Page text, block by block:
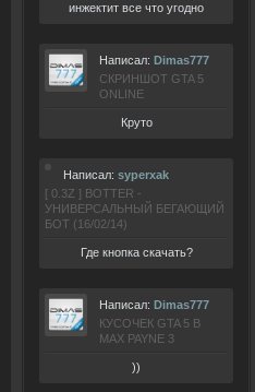
инжектит все что угодно
Написал: Dimas777
СКРИНШОТ GTA 5
ONLINE
Круто
Написал: syperxak
[ 0.3Z ] BOTTER -
УНИВЕРСАЛЬНЫЙ БЕГАЮЩИЙ
БОТ (16/02/14)
Где кнопка скачать?
Написал: Dimas777
КУСОЧЕК GTA 5 В
MAX PAYNE 3
))